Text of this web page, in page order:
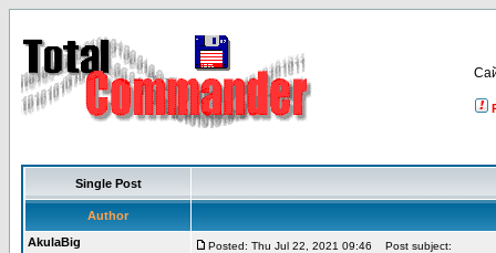
Single Post
Author
AkulaBig
Posted: Thu Jul 22, 2021 09:46 Post subject: